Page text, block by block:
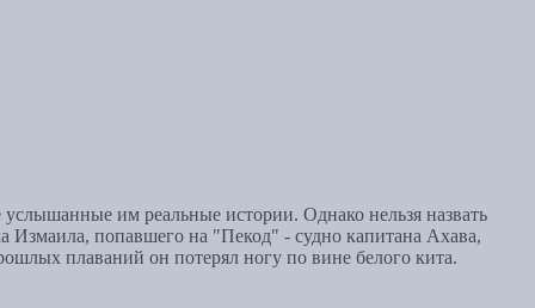
им реальные истории. Однако нельзя назвать
Измаила, попавшего на "Пекод" - судно капитана Ахава,
плаваний он потерял ногу по вине белого кита.